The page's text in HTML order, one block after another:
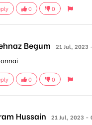
0 0
Begum 21 Jul, 2023
0 0
Hussain 21 Jul, 2023 -